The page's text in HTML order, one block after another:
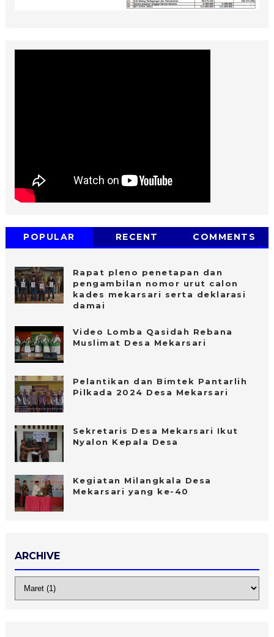
POPULAR RECENT COMMENTS
Rapat pleno penetapan dan
pengambilan nomor urut calon
kades mekarsari serta deklarasi
damai
Video Lomba Qasidah Rebana
Muslimat Desa Mekarsari
Pelantikan dan Bimtek Pantarlih
Pilkada 2024 Desa Mekarsari
Sekretaris Desa Mekarsari Ikut
Nyalon Kepala Desa
Kegiatan Milangkala Desa
Mekarsari yang ke-40
ARCHIVE